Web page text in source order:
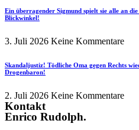
Ein überragender Sigmund spielt sie alle an
Blickwinkel!
3. Juli 2026 Keine Kommentare
Skandaljustiz! Tödliche Oma gegen Rechts
Drogenbaron!
2. Juli 2026 Keine Kommentare
Kontakt
Enrico Rudolph.